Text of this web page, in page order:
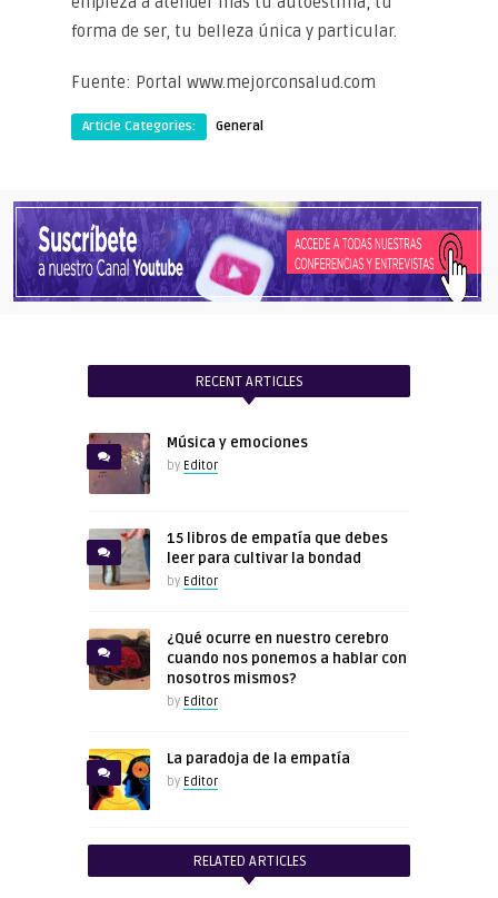
forma de ser, tu belleza única y particular.
Fuente: Portal www.mejorconsalud.com
Article Categories: General
RECENT ARTICLES
Música y emociones
by Editor
15 libros de empatía que debes
leer para cultivar la bondad
by Editor
¿Qué ocurre en nuestro cerebro
cuando nos ponemos a hablar con
nosotros mismos?
by Editor
La paradoja de la empatía
by Editor
RELATED ARTICLES